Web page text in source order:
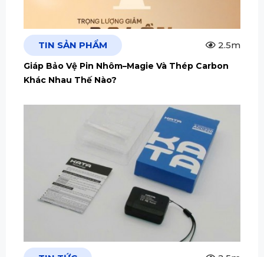
TIN SẢN PHẨM 2.5m
Giáp Bảo Vệ Pin Nhôm–Magie Và Thép Carbon
Khác Nhau Thế Nào?